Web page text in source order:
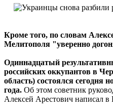
Кроме того, по словам
Мелитополя "уверенно
Одиннадцатый
российских оккупантов в
область) состоялся сегодня
года. Об этом советник
Алексей Арестович написал в